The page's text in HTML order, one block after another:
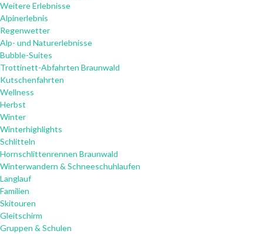
Weitere Erlebnisse
Alpinerlebnis
Regenwetter
Alp- und Naturerlebnisse
Bubble-Suites
Trottinett-Abfahrten Braunwald
Kutschenfahrten
Wellness
Herbst
Winter
Winterhighlights
Schlitteln
Hornschlittenrennen Braunwald
Winterwandern & Schneeschuhlaufen
Langlauf
Familien
Skitouren
Gleitschirm
Gruppen & Schulen